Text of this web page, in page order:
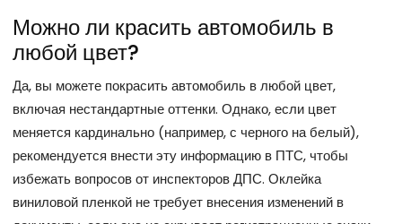
Можно ли красить автомобиль в
любой цвет?
Да, вы можете покрасить автомобиль в любой цвет,
включая нестандартные оттенки. Однако, если цвет
меняется кардинально (например, с черного на белый),
рекомендуется внести эту информацию в ПТС, чтобы
избежать вопросов от инспекторов ДПС. Оклейка
виниловой пленкой не требует внесения изменений в